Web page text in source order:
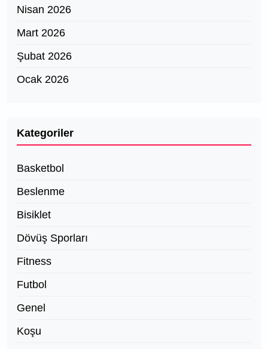
Nisan 2026
Mart 2026
Şubat 2026
Ocak 2026
Kategoriler
Basketbol
Beslenme
Bisiklet
Dövüş Sporları
Fitness
Futbol
Genel
Koşu